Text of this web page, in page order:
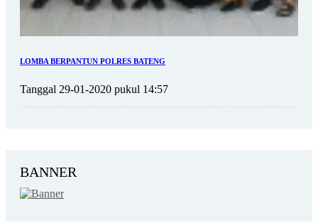
LOMBA BERPANTUN POLRES BATENG
Tanggal 29-01-2020 pukul 14:57
BANNER